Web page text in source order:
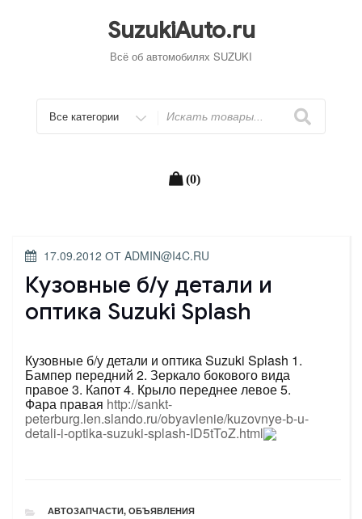
SuzukiAuto.ru
Всё об автомобилях SUZUKI
Искать
(0)
ОПУБЛИКОВАНО
17.09.2012 ОТ ADMIN@I4C.RU
Кузовные б/у детали и
оптика Suzuki Splash
Кузовные б/у детали и оптика Suzuki Splash 1.
Бампер передний 2. Зеркало бокового вида
правое 3. Капот 4. Крыло переднее левое 5.
Фара правая http://sankt-
peterburg.len.slando.ru/obyavlenie/kuzovnye-b-u-
detali-i-optika-suzuki-splash-ID5tToZ.html
РУБРИКИ
АВТОЗАПЧАСТИ, ОБЪЯВЛЕНИЯ